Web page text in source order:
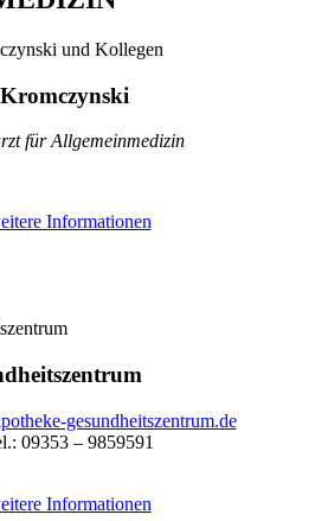
und Kollegen
für Allgemeinmedizin
Informationen
gesundheitszentrum.de
09353 – 9859591
Informationen